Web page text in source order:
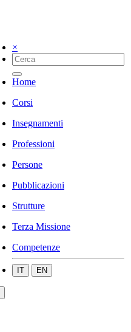
×
Home
Corsi
Insegnamenti
Professioni
Persone
Pubblicazioni
Strutture
Terza Missione
Competenze
IT EN